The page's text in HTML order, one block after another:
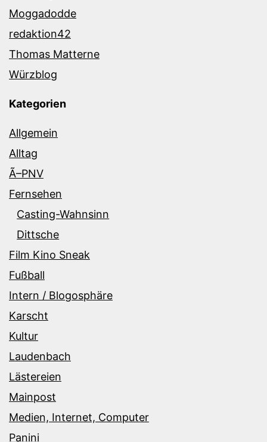
Moggadodde
redaktion42
Thomas Matterne
Würzblog
Kategorien
Allgemein
Alltag
Ã–PNV
Fernsehen
Casting-Wahnsinn
Dittsche
Film Kino Sneak
Fußball
Intern / Blogosphäre
Karscht
Kultur
Laudenbach
Lästereien
Mainpost
Medien, Internet, Computer
Panini